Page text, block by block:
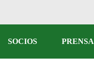
SOCIOS PRENSA